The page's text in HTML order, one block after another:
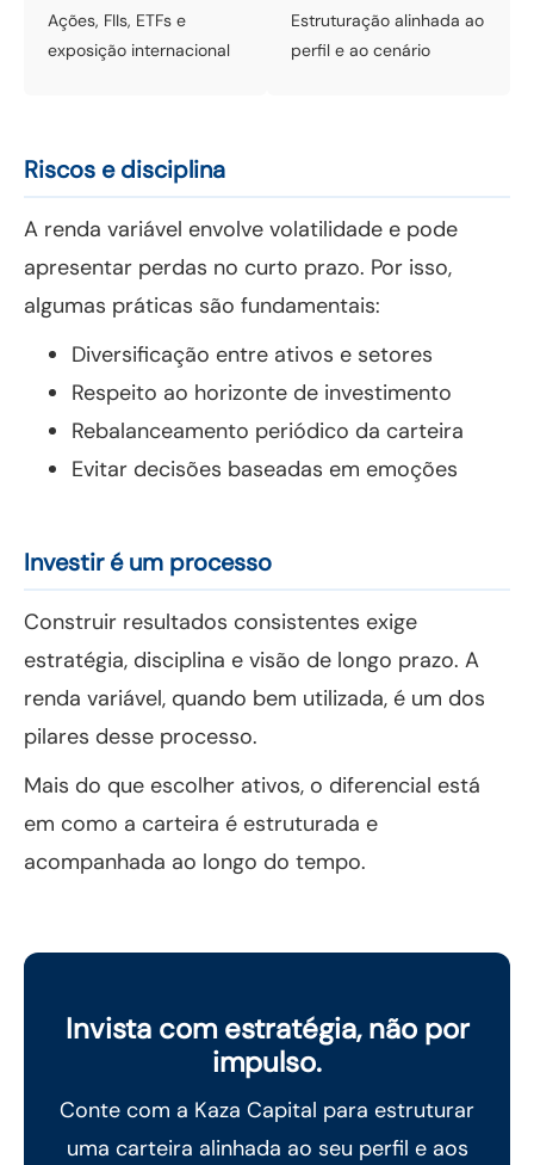
Ações, FIIs, ETFs e
exposição internacional
Estruturação alinhada ao
perfil e ao cenário
Riscos e disciplina
A renda variável envolve volatilidade e pode
apresentar perdas no curto prazo. Por isso,
algumas práticas são fundamentais:
Diversificação entre ativos e setores
Respeito ao horizonte de investimento
Rebalanceamento periódico da carteira
Evitar decisões baseadas em emoções
Investir é um processo
Construir resultados consistentes exige
estratégia, disciplina e visão de longo prazo. A
renda variável, quando bem utilizada, é um dos
pilares desse processo.
Mais do que escolher ativos, o diferencial está
em como a carteira é estruturada e
acompanhada ao longo do tempo.
Invista com estratégia, não por
impulso.
Conte com a Kaza Capital para estruturar
uma carteira alinhada ao seu perfil e aos